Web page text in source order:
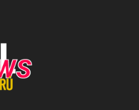
operativo
software
pasivo